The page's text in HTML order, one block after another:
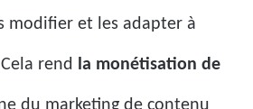
modifier et les adapter à
rend la monétisation de